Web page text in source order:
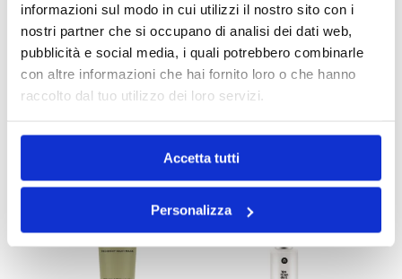
informazioni sul modo in cui utilizzi il nostro sito con i
nostri partner che si occupano di analisi dei dati web,
pubblicità e social media, i quali potrebbero combinarle
con altre informazioni che hai fornito loro o che hanno
raccolto dal tuo utilizzo dei loro servizi.
Accetta tutti
Personalizza
Nourishing Cream
Multivitamin Night